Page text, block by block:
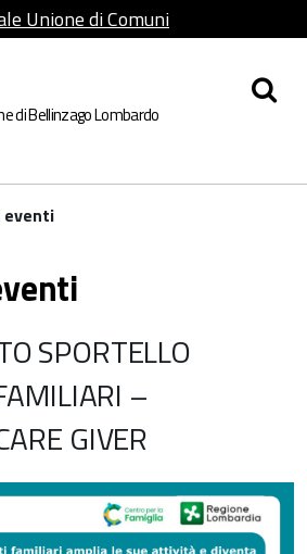
Unione di Comuni
di Bellinzago Lombardo
eventi
SPORTELLO
–
GIVER